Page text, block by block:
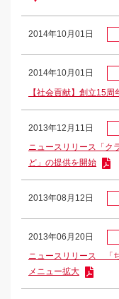
2014年10月01日
2014年10月01日
【社会貢献】創立15
2013年12月11日
ニュースリリース「ク
ど」の提供を開始
2013年08月12日
2013年06月20日
ニュースリリース 「
メニュー拡大